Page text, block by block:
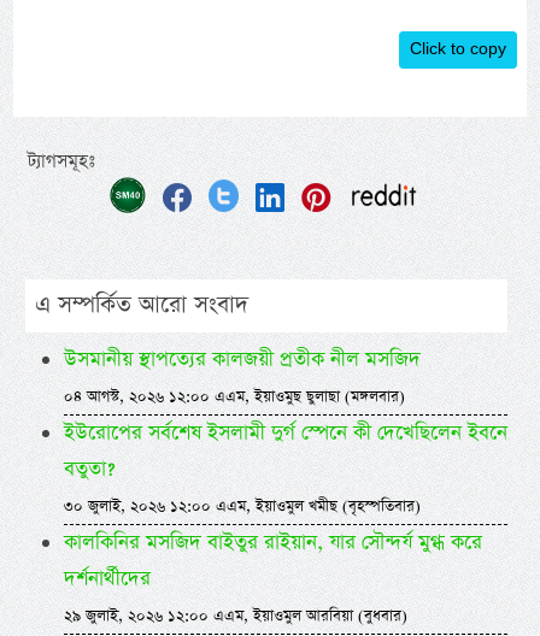
Click to copy
ট্যাগসমূহঃ
এ সম্পর্কিত আরো সংবাদ
উসমানীয় স্থাপত্যের কালজয়ী প্রতীক নীল মসজিদ
০৪ আগস্ট, ২০২৬ ১২:০০ এএম, ইয়াওমুছ ছুলাছা (মঙ্গলবার)
ইউরোপের সর্বশেষ ইসলামী দুর্গ স্পেনে কী দেখেছিলেন ইবনে
বতুতা?
৩০ জুলাই, ২০২৬ ১২:০০ এএম, ইয়াওমুল খমীছ (বৃহস্পতিবার)
কালকিনির মসজিদ বাইতুর রাইয়ান, যার সৌন্দর্য মুগ্ধ করে
দর্শনার্থীদের
২৯ জুলাই, ২০২৬ ১২:০০ এএম, ইয়াওমুল আরবিয়া (বুধবার)